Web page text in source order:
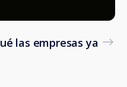
las empresas ya